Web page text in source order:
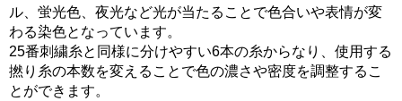
ル、蛍光色、夜光など光が当たることで色合いや表情が変
わる染色となっています。
25番刺繍糸と同様に分けやすい6本の糸からなり、使用する
撚り糸の本数を変えることで色の濃さや密度を調整するこ
とができます。